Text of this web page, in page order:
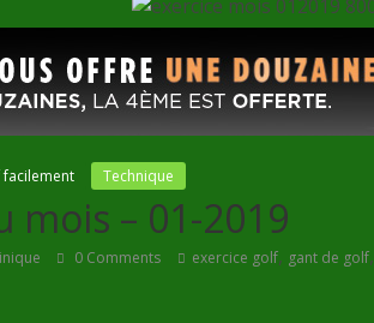
facilement Technique
mois – 01-2019
0 Comments exercice golf, gant de golf,